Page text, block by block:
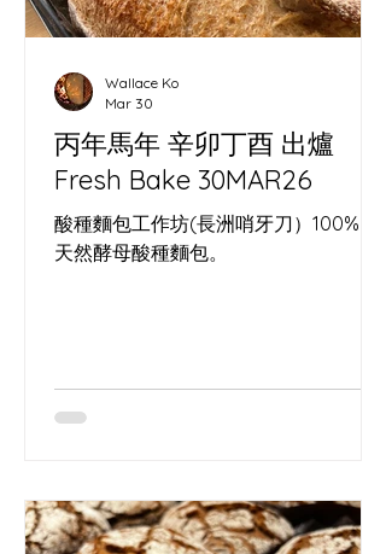
丙年馬年 辛卯丁酉 出爐
Fresh Bake 30MAR26
酸種麵包工作坊(長洲哨牙刀）100%。
天然酵母酸種麵包。
Wallace Ko
Mar 30